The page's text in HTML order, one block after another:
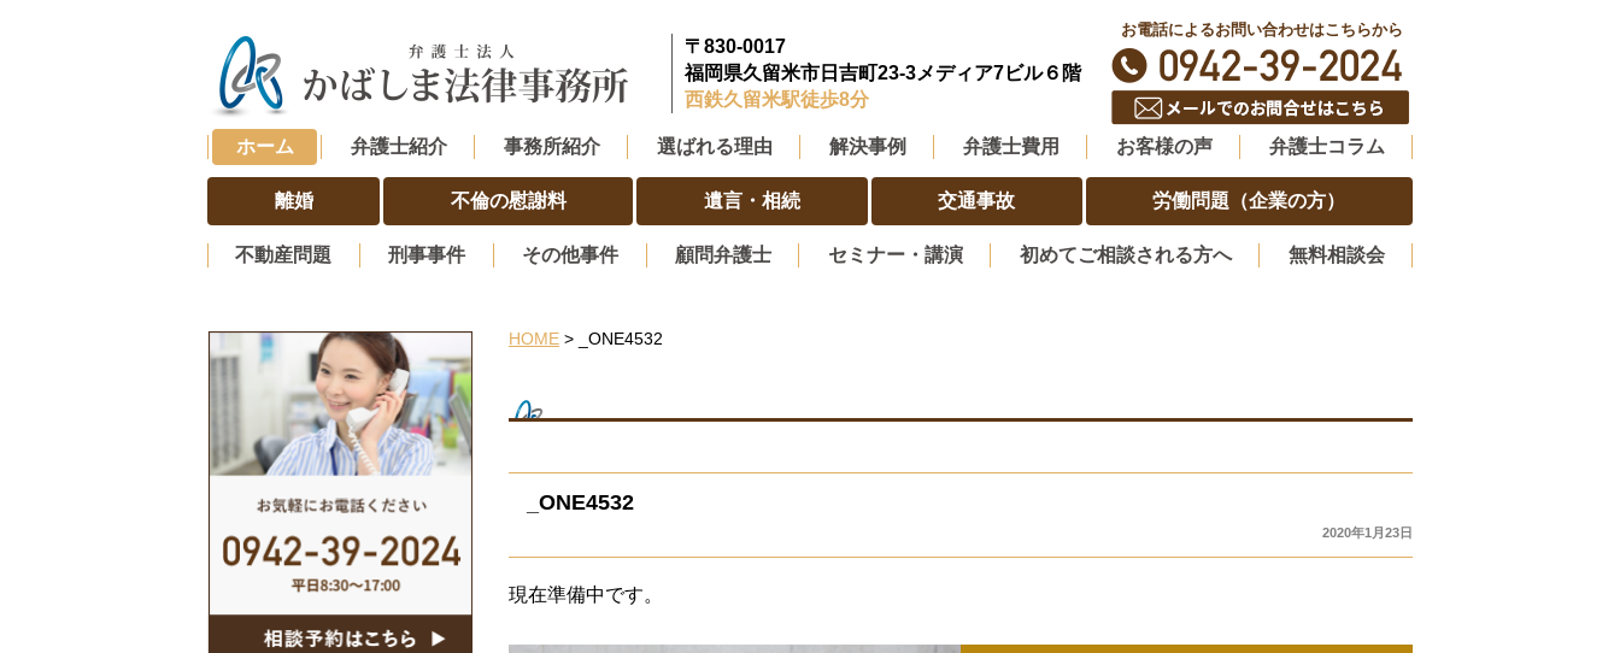
〒830-0017
福岡県久留米市日吉町23-3メディア7ビル６階
西鉄久留米駅徒歩8分
お電話によるお問い合わせはこちらから
ホーム 弁護士紹介 事務所紹介 選ばれる理由 解決事例 弁護士費用 お客様の声 弁護士コラム
離婚 不倫の慰謝料 遺言・相続 交通事故 労働問題（企業の方）
不動産問題 刑事事件 その他事件 顧問弁護士 セミナー・講演 初めてご相談される方へ 無料相談会
HOME > _ONE4532
_ONE4532
2020年1月23日
現在準備中です。